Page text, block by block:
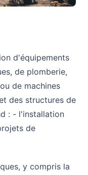
d'équipements
de plomberie,
de machines
des structures de
: - l'installation
de
y compris la